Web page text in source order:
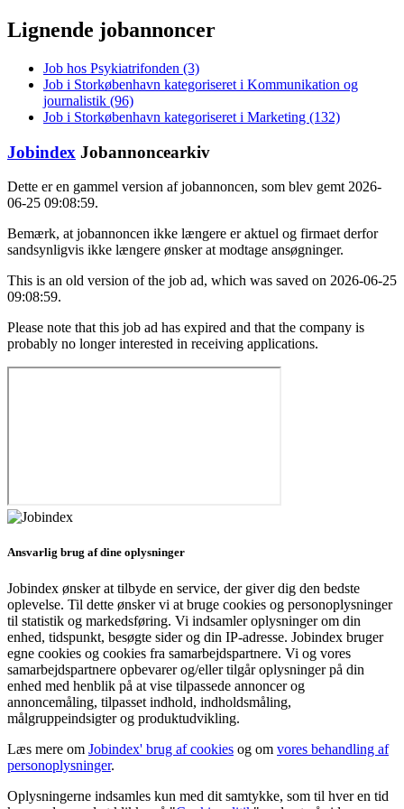
Lignende jobannoncer
Job hos Psykiatrifonden (3)
Job i Storkøbenhavn kategoriseret i Kommunikation og
journalistik (96)
Job i Storkøbenhavn kategoriseret i Marketing (132)
Jobindex Jobannoncearkiv
Dette er en gammel version af jobannoncen, som blev gemt 2026-
06-25 09:08:59.
Bemærk, at jobannoncen ikke længere er aktuel og firmaet derfor
sandsynligvis ikke længere ønsker at modtage ansøgninger.
This is an old version of the job ad, which was saved on 2026-06-25
09:08:59.
Please note that this job ad has expired and that the company is
probably no longer interested in receiving applications.
Ansvarlig brug af dine oplysninger
Jobindex ønsker at tilbyde en service, der giver dig den bedste
oplevelse. Til dette ønsker vi at bruge cookies og personoplysninger
til statistik og markedsføring. Vi indsamler oplysninger om din
enhed, tidspunkt, besøgte sider og din IP-adresse. Jobindex bruger
egne cookies og cookies fra samarbejdspartnere. Vi og vores
samarbejdspartnere opbevarer og/eller tilgår oplysninger på din
enhed med henblik på at vise tilpassede annoncer og
annoncemåling, tilpasset indhold, indholdsmåling,
målgruppeindsigter og produktudvikling.
Læs mere om Jobindex' brug af cookies og om vores behandling af
personoplysninger.
Oplysningerne indsamles kun med dit samtykke, som til hver en tid